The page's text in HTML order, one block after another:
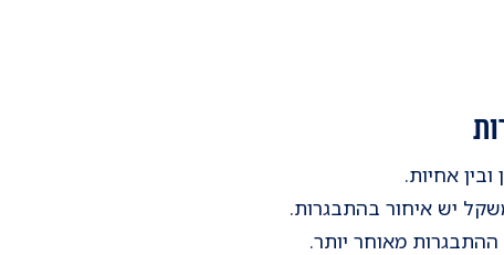
אחיות.
יש איחור בהתבגרות.
מאוחר יותר.